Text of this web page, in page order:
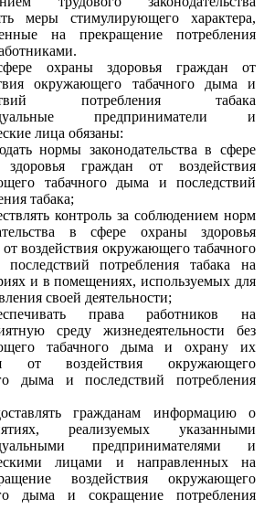
меры стимулирующего характера,
на прекращение потребления
охраны здоровья граждан от
окружающего табачного дыма и
потребления табака
предприниматели и
лица обязаны:
нормы законодательства в сфере
граждан от воздействия
табачного дыма и последствий
табака;
контроль за соблюдением норм
в сфере охраны здоровья
воздействия окружающего табачного
потребления табака на
и в помещениях, используемых для
своей деятельности;
права работников на
среду жизнедеятельности без
табачного дыма и охрану их
от воздействия окружающего
дыма и последствий потребления
гражданам информацию о
реализуемых указанными
предпринимателями и
лицами и направленных на
воздействия окружающего
дыма и сокращение потребления